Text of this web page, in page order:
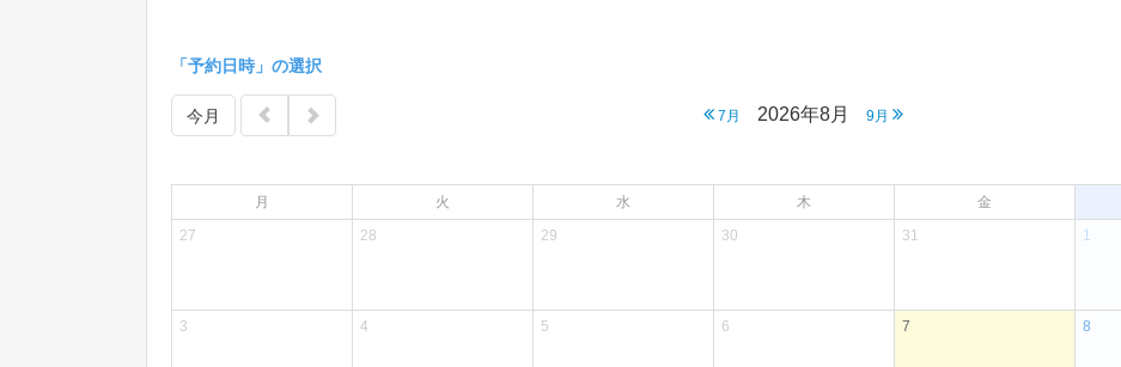
「予約日時」の選択
今月 7月 2026年8月 9月
月 火 水 木 金
27
28 29 30 31 1
3 4 5 6 7 8